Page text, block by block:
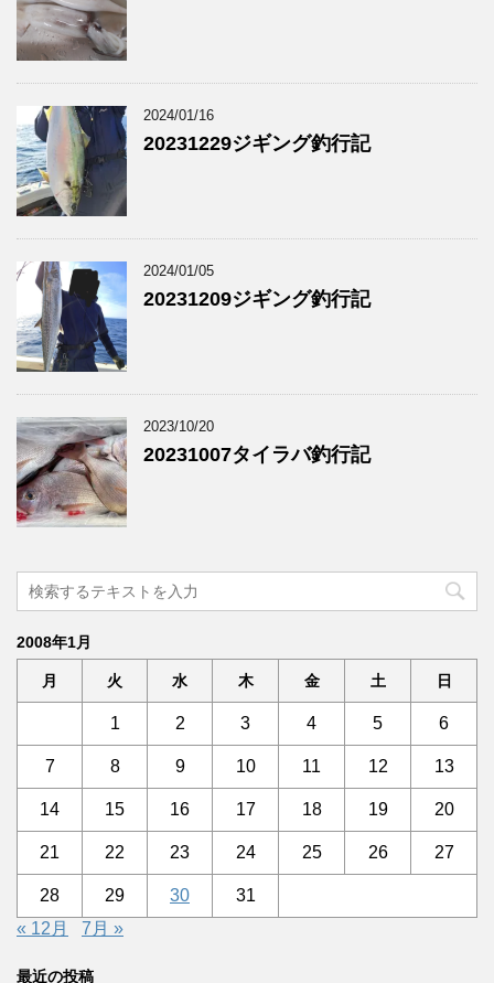
2024/01/16
20231229ジギング釣行記
2024/01/05
20231209ジギング釣行記
2023/10/20
20231007タイラバ釣行記
2008年1月
月 火 水 木 金 土 日
1 2 3 4 5 6
7 8 9 10 11 12 13
14 15 16 17 18 19 20
21 22 23 24 25 26 27
28 29 30
31
« 12月
7月 »
最近の投稿